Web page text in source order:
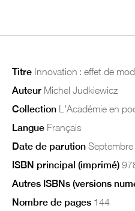
Titre Innovation : effet de
Auteur Michel Judkiewicz
Collection L'Académie en
Langue Français
Date de parution
ISBN principal (imprimé)
Autres ISBNs (versions
Nombre de pages 144